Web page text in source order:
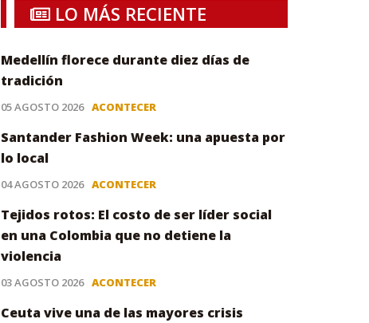
LO MÁS RECIENTE
Medellín florece durante diez días de
tradición
05 AGOSTO 2026 ACONTECER
Santander Fashion Week: una apuesta por
lo local
04 AGOSTO 2026 ACONTECER
Tejidos rotos: El costo de ser líder social
en una Colombia que no detiene la
violencia
03 AGOSTO 2026 ACONTECER
Ceuta vive una de las mayores crisis